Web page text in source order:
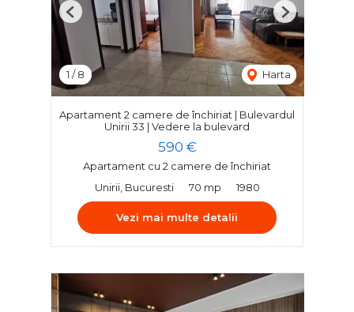
1 /8 Harta
Previous Next
Apartament 2 camere de închiriat | Bulevardul
Unirii 33 | Vedere la bulevard
590 €
Apartament cu 2 camere de închiriat
Unirii, Bucuresti
70 mp 1980
Vezi mai multe detalii